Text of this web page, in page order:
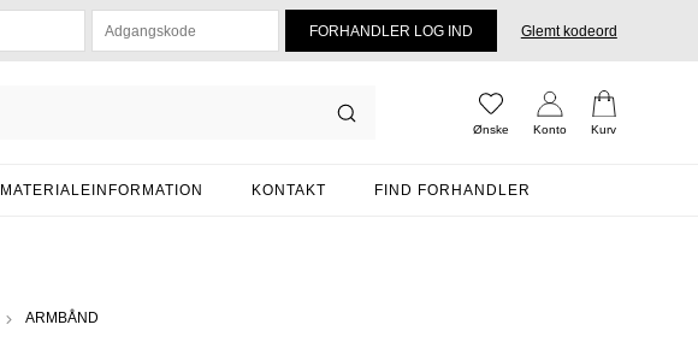
Glemt kodeord
Ønske Konto Kurv
MATERIALEINFORMATION KONTAKT FIND FORHANDLER
ARMBÅND